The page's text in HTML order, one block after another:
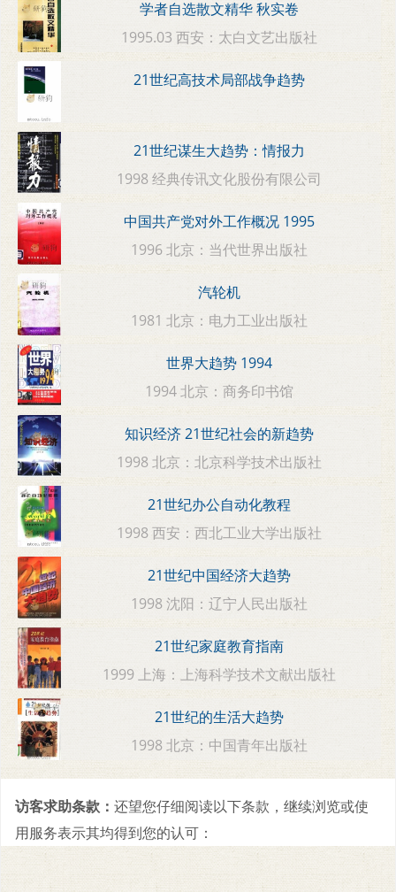
学者自选散文精华 秋实卷
1995.03 西安：太白文艺出版社
21世纪高技术局部战争趋势
21世纪谋生大趋势：情报力
1998 经典传讯文化股份有限公司
中国共产党对外工作概况 1995
1996 北京：当代世界出版社
汽轮机
1981 北京：电力工业出版社
世界大趋势 1994
1994 北京：商务印书馆
知识经济 21世纪社会的新趋势
1998 北京：北京科学技术出版社
21世纪办公自动化教程
1998 西安：西北工业大学出版社
21世纪中国经济大趋势
1998 沈阳：辽宁人民出版社
21世纪家庭教育指南
1999 上海：上海科学技术文献出版社
21世纪的生活大趋势
1998 北京：中国青年出版社
访客求助条款： 还望您仔细阅读以下条款，继续浏览或使
用服务表示其均得到您的认可：